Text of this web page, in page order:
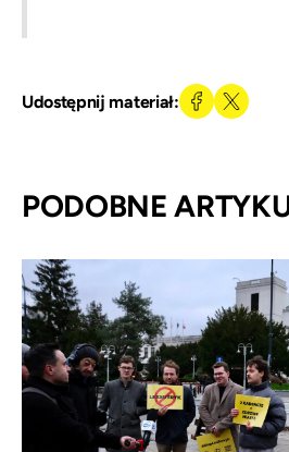
Udostępnij materiał:
PODOBNE